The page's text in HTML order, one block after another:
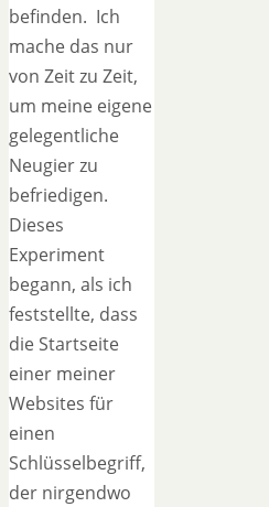
befinden. Ich
mache das nur
von Zeit zu Zeit,
um meine eigene
gelegentliche
Neugier zu
befriedigen.
Dieses
Experiment
begann, als ich
feststellte, dass
die Startseite
einer meiner
Websites für
einen
Schlüsselbegriff,
der nirgendwo